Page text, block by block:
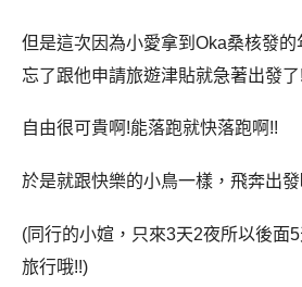
但是這次因為小愛拿到Oka桑核發的
忘了跟他申請旅遊津貼就急著出發
自由很可貴啊!能落跑就快落跑啊!!
於是就跟快樂的小鳥一樣，飛奔出發
(同行的小媗，只來3天2夜所以後面
旅行哦!!)